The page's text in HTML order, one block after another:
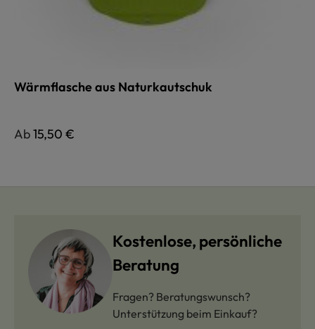
Wärmflasche aus Naturkautschuk
Regulärer Preis:
Ab15,50 €
Kostenlose, persönliche
Beratung
Fragen? Beratungswunsch?
Unterstützung beim Einkauf?